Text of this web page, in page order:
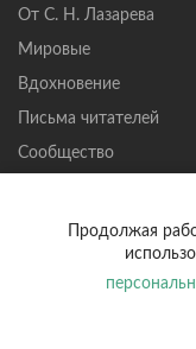
От С. Н. Лазарева
Мировые
Вдохновение
Письма читателей
Сообщество
Продолжая